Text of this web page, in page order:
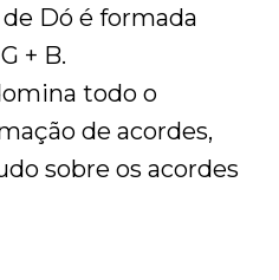
Dó é formada
+ B.
todo o
de acordes,
sobre os acordes